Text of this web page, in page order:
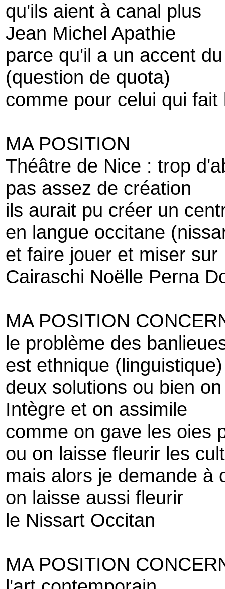
qu'ils aient à canal plus
Jean Michel Apathie
parce qu'il a un accent
(question de quota)
comme pour celui qui fait
MA POSITION
Théâtre de Nice : trop
pas assez de création
ils aurait pu créer un
en langue occitane
et faire jouer et miser sur
Cairaschi Noëlle Perna
MA POSITION
le problème des
est ethnique (linguistique)
deux solutions ou bien on
Intègre et on assimile
comme on gave les oies
ou on laisse fleurir les
mais alors je demande à
on laisse aussi fleurir
le Nissart Occitan
MA POSITION